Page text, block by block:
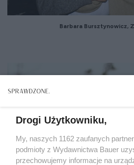
Barbara Bursztynowicz,
Drogi Użytkowniku,
My, naszych 1162 zaufanych
podmioty z Wydawnictwa Bauer
przechowujemy informacje na